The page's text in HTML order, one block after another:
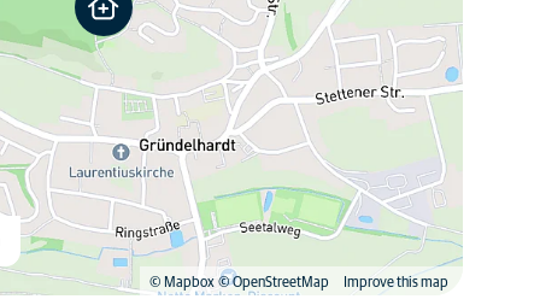
© Mapbox © OpenStreetMap Improve this map